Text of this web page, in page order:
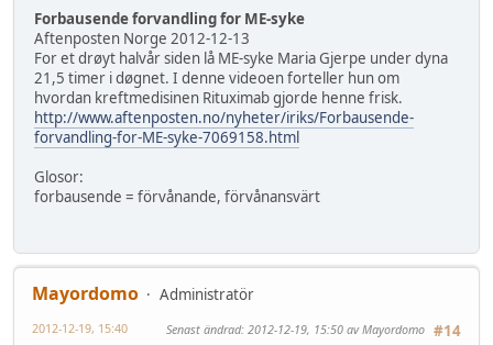
Forbausende forvandling for ME-syke
Aftenposten Norge 2012-12-13
For et drøyt halvår siden lå ME-syke Maria Gjerpe under dyna
21,5 timer i døgnet. I denne videoen forteller hun om
hvordan kreftmedisinen Rituximab gjorde henne frisk.
http://www.aftenposten.no/nyheter/iriks/Forbausende-
forvandling-for-ME-syke-7069158.html
Glosor:
forbausende = förvånande, förvånansvärt
Mayordomo
Administratör
#14
2012-12-19, 15:40 Senast ändrad: 2012-12-19, 15:50 av Mayordomo